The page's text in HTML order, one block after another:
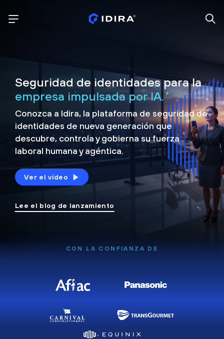
Seguridad de identidades para la
empresa impulsada por IA.
Conozca a Idira, la plataforma de seguridad de
identidades de nueva generación que
descubre, controla ygobierna su fuerza
laboral humana y agéntica.
Ver el vídeo
Lee el blog de lanzamiento
CON LA CONFIANZA DE